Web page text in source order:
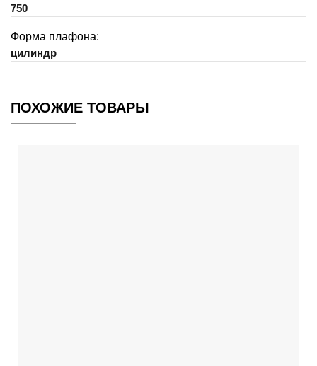
750
Форма плафона:
цилиндр
ПОХОЖИЕ ТОВАРЫ